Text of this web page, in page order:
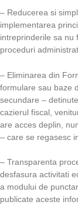
– Reducerea si
implementarea
intreprinderile sa nu
proceduri
– Eliminarea din
formulare sau baze
secundare –
cazierul fiscal,
are acces deplin,
– care se regasesc in
– Transparenta
desfasura activitati
a modului de
publicate aceste